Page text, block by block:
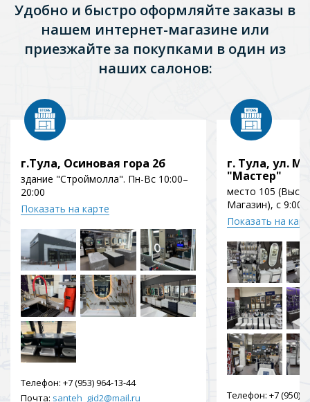
Удобно и быстро оформляйте заказы в
нашем интернет-магазине или
приезжайте за покупками в один из
наших салонов:
г.Тула, Осиновая гора 2б
здание "Строймолла". Пн-Вс 10:00–
20:00
Показать на карте
Телефон: +7 (953) 964-13-44
Почта: santeh_gid2@mail.ru
г. Тула, ул.
"Мастер"
место 105
Магазин), с 9:00
Показать на
Телефон: +7 (950)